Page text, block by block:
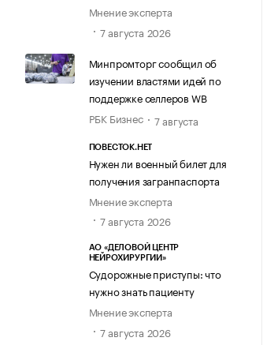
Мнение эксперта
7 августа 2026
Минпромторг сообщил об
изучении властями идей по
поддержке селлеров WB
РБК Бизнес
7 августа
ПОВЕСТОК.НЕТ
Нужен ли военный билет для
получения загранпаспорта
Мнение эксперта
7 августа 2026
АО «ДЕЛОВОЙ ЦЕНТР
НЕЙРОХИРУРГИИ»
Судорожные приступы: что
нужно знать пациенту
Мнение эксперта
7 августа 2026